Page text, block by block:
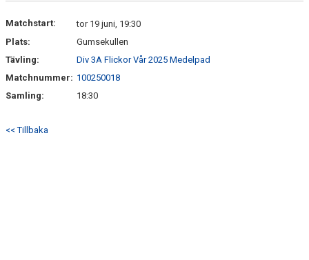
Matchstart:
tor 19 juni, 19:30
Plats:
Gumsekullen
Tävling:
Div 3A Flickor Vår 2025 Medelpad
Matchnummer: 100250018
Samling:
18:30
<< Tillbaka